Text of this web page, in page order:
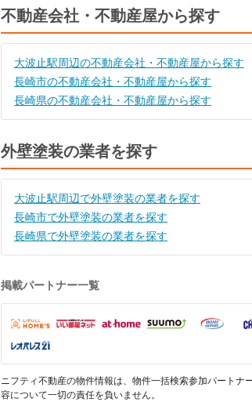
不動産会社・不動産屋から探す
大波止駅周辺の不動産会社・不動産屋から探す
長崎市の不動産会社・不動産屋から探す
長崎県の不動産会社・不動産屋から探す
外壁塗装の業者を探す
大波止駅周辺で外壁塗装の業者を探す
長崎市で外壁塗装の業者を探す
長崎県で外壁塗装の業者を探す
掲載パートナー一覧
ニフティ不動産の物件情報は、物件一括検索参加パート
容について一切の責任を負いません。